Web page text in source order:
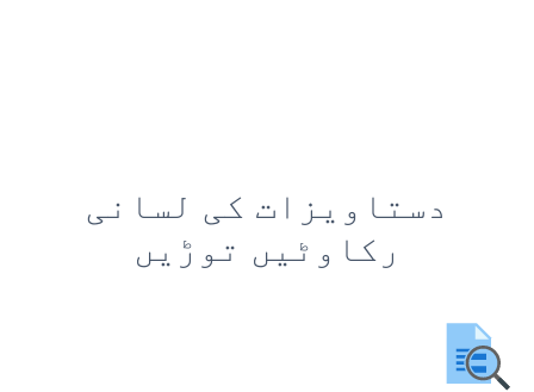
دستاویزات کی لسانی
رکاوٹیں توڑیں